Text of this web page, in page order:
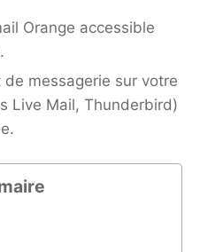
Orange accessible
messagerie sur votre
Live Mail, Thunderbird)